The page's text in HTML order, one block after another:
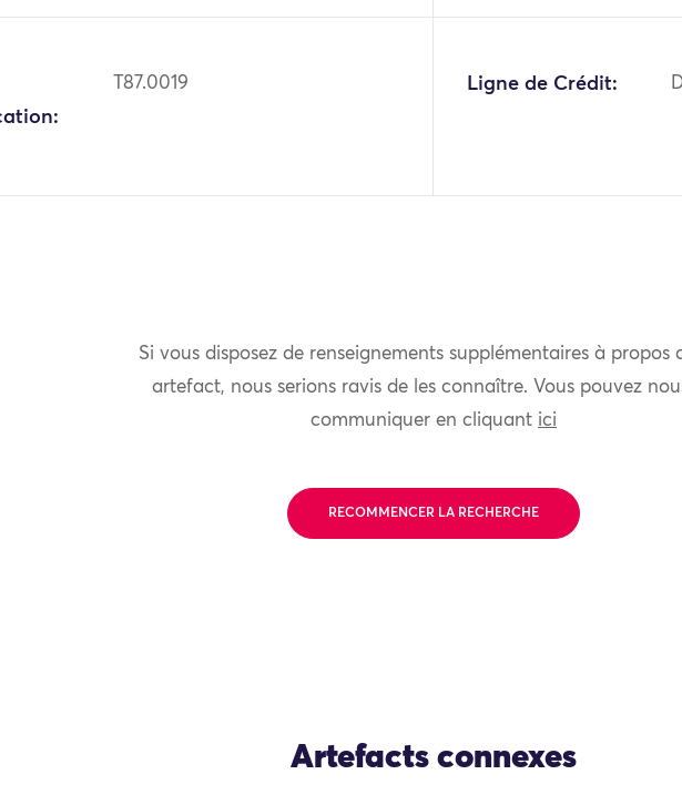
T87.0019 Ligne de Crédit:
Si vous disposez de renseignements supplémentaires à propos
artefact, nous serions ravis de les connaître. Vous pouvez
communiquer en cliquant ici
RECOMMENCER LA RECHERCHE
Artefacts connexes